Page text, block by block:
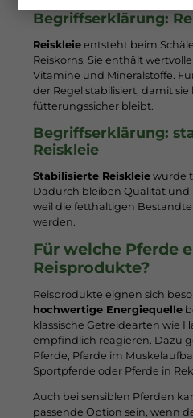
Begriffserklärung:
Reiskleie entsteht beim
Reiskorns. Sie enthält
Vitamine und Mineralstoffe.
der Regel stabilisiert, damit
fütterungssicher bleibt.
Begriffserklärung:
Reiskleie
Stabilisierte Reiskleie wurde
Dadurch bleiben Qualität und
weil die fetthaltigen
werden.
Für welche Pferde
Reisprodukte?
Reisprodukte eignen sich
hochwertige Energiequelle
klassische Getreidearten wie
empfindlich reagieren. Dazu
Pferde, Pferde im
Sportpferde oder Pferde in
Auch bei sensiblen Pferden
passende Option sein, wenn